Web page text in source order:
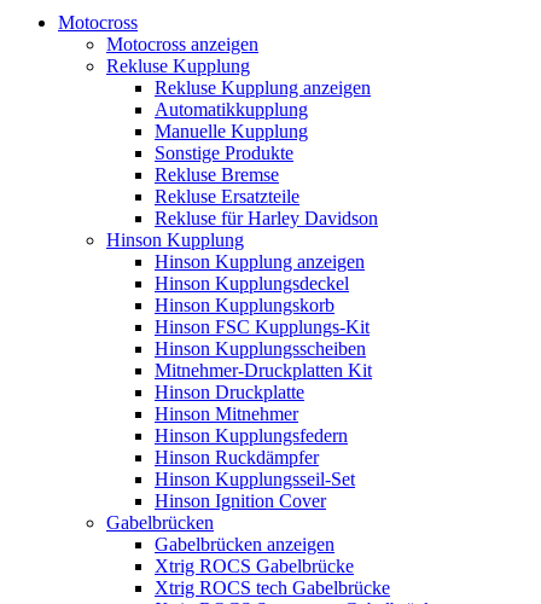
Motocross
Motocross anzeigen
Rekluse Kupplung
Rekluse Kupplung anzeigen
Automatikkupplung
Manuelle Kupplung
Sonstige Produkte
Rekluse Bremse
Rekluse Ersatzteile
Rekluse für Harley Davidson
Hinson Kupplung
Hinson Kupplung anzeigen
Hinson Kupplungsdeckel
Hinson Kupplungskorb
Hinson FSC Kupplungs-Kit
Hinson Kupplungsscheiben
Mitnehmer-Druckplatten Kit
Hinson Druckplatte
Hinson Mitnehmer
Hinson Kupplungsfedern
Hinson Ruckdämpfer
Hinson Kupplungsseil-Set
Hinson Ignition Cover
Gabelbrücken
Gabelbrücken anzeigen
Xtrig ROCS Gabelbrücke
Xtrig ROCS tech Gabelbrücke